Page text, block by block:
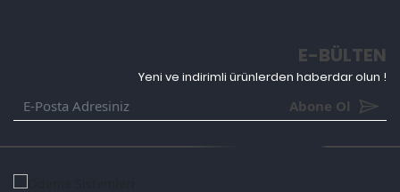
E-BÜLTEN
Yeni ve indirimli ürünlerden haberdar olun !
Abone Ol